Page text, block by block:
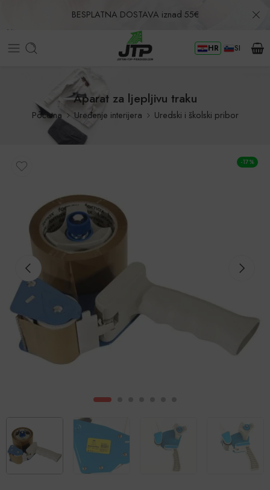
BESPLATNA DOSTAVA iznad 55€
Povrat u roku od 30 dana! HR SI
Aparat za ljepljivu traku
Početna Uređenje interijera Uredski i školski pribor
-17%